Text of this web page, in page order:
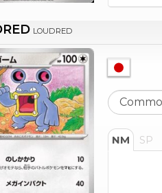
LOUDRED
NM SP